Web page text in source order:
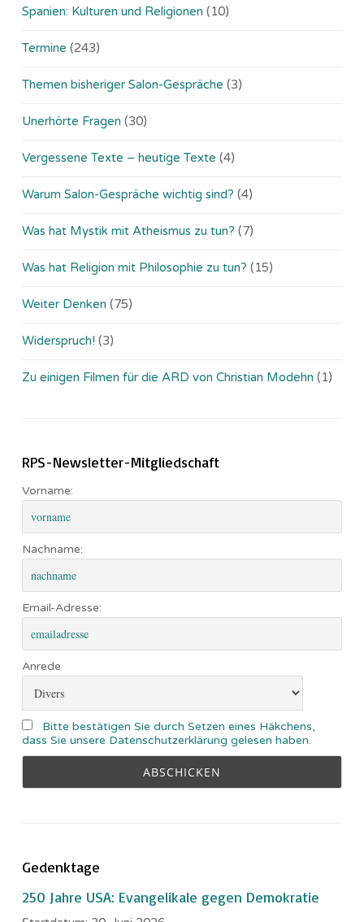
Spanien: Kulturen und Religionen (10)
Termine (243)
Themen bisheriger Salon-Gespräche (3)
Unerhörte Fragen (30)
Vergessene Texte – heutige Texte (4)
Warum Salon-Gespräche wichtig sind? (4)
Was hat Mystik mit Atheismus zu tun? (7)
Was hat Religion mit Philosophie zu tun? (15)
Weiter Denken (75)
Widerspruch! (3)
Zu einigen Filmen für die ARD von Christian Modehn (1)
RPS-Newsletter-Mitgliedschaft
Vorname:
Nachname:
Email-Adresse:
Anrede
Bitte bestätigen Sie durch Setzen eines Häkchens,
dass Sie unsere Datenschutzerklärung gelesen haben.
Gedenktage
250 Jahre USA: Evangelikale gegen Demokratie